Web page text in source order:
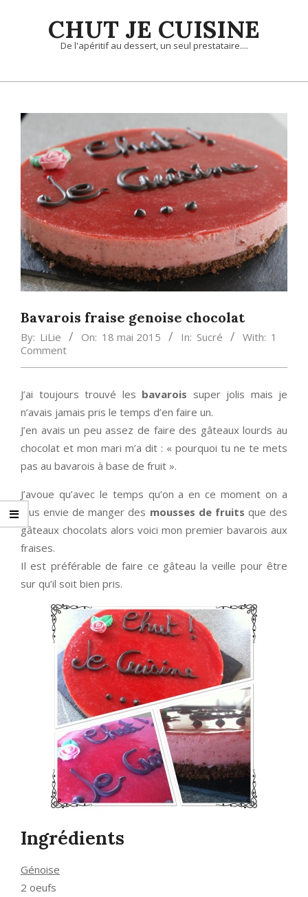
CHUT JE CUISINE
De l'apéritif au dessert, un seul prestataire....
Primary
Menu
Bavarois fraise genoise chocolat
By: LiLie On: 18 mai 2015 In: Sucré With: 1
Comment
J’ai toujours trouvé les bavarois super jolis mais je
n’avais jamais pris le temps d’en faire un.
J’en avais un peu assez de faire des gâteaux lourds au
chocolat et mon mari m’a dit : « pourquoi tu ne te mets
pas au bavarois à base de fruit ».
J’avoue qu’avec le temps qu’on a en ce moment on a
plus envie de manger des mousses de fruits que des
gâteaux chocolats alors voici mon premier bavarois aux
fraises.
Il est préférable de faire ce gâteau la veille pour être
sur qu’il soit bien pris.
Ingrédients
Génoise
2 oeufs